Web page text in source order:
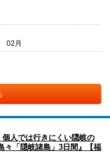
02月
個人では行きにくい隠岐の
々「隠岐諸島」3日間』【福